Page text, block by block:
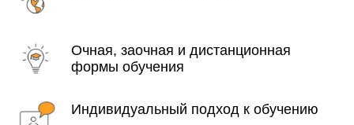
Очная, заочная и дистанционная
формы обучения
Индивидуальный подход к обучению